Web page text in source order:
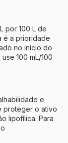
por 100 L de
é a prioridade
no início do
100 mL/100
e
proteger o ativo
lipofílica. Para